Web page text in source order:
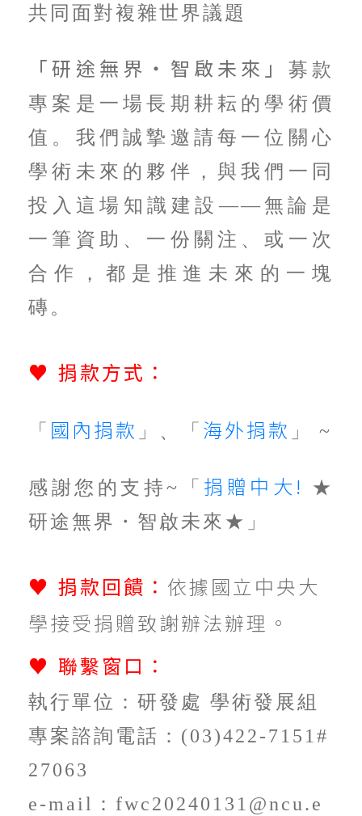
共同面對複雜世界議題
「研途無界・智啟未來」
募款
專案是一場長期耕耘的學術價
值。我們誠摯邀請每一位關心
學術未來的夥伴，與我們一同
投入這場知識建設——無論是
一筆資助、一份關注、或一次
合作，都是推進未來的一塊
磚。
♥ 捐款方式：
「 國內捐款 」、「 海外捐款 」 ~
感謝您的支持~「 捐贈中大!
★
研途無界・智啟未來★」
♥ 捐款回饋： 依據國立中央大
學接受捐贈致謝辦法辦理。
♥ 聯繫窗口：
執行單位：研發處 學術發展組
專案諮詢電話：(03)422-7151#
27063
e-mail：fwc20240131@ncu.e